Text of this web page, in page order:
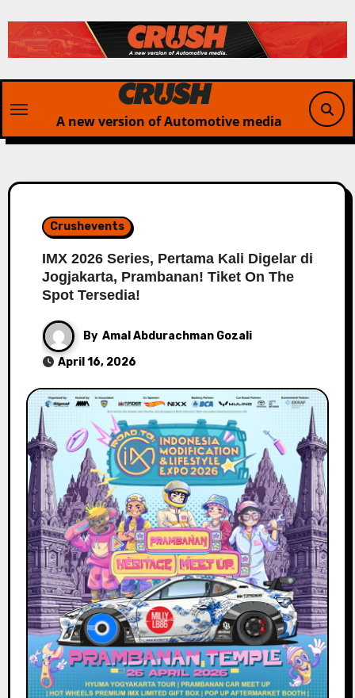
to
content
A new version of Automotive media
Crushevents
IMX 2026 Series, Pertama Kali Digelar di
Jogjakarta, Prambanan! Tiket On The
Spot Tersedia!
By Amal Abdurachman Gozali
April 16, 2026